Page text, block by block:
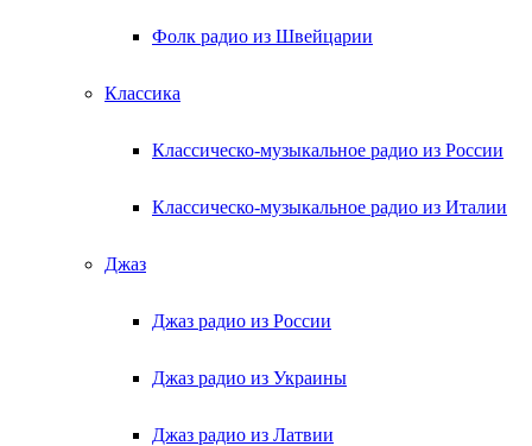
Фолк радио из Швейцарии
Классика
Классическо-музыкальное радио из России
Классическо-музыкальное радио из Италии
Джаз
Джаз радио из России
Джаз радио из Украины
Джаз радио из Латвии